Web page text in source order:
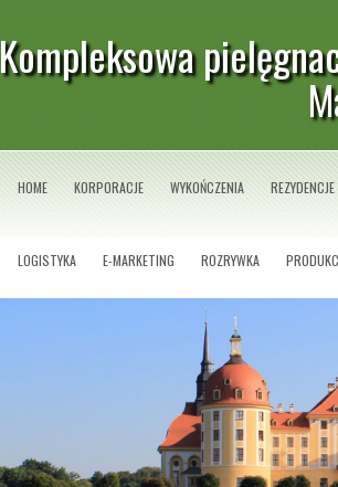
Kompleksowa
HOME KORPORACJE WYKOŃCZENIA REZYDENCJE
LOGISTYKA E-MARKETING ROZRYWKA